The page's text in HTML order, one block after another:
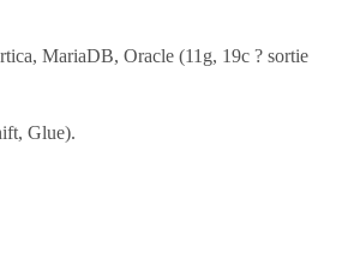
MariaDB, Oracle (11g, 19c ? sortie
Glue).